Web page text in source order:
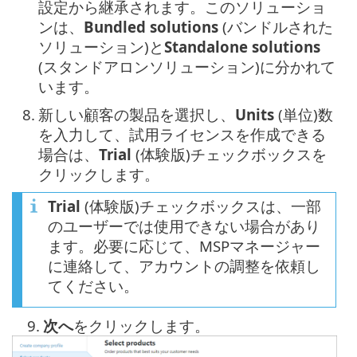
設定から継承されます。このソリューショ
ンは、 Bundled solutions (バンドルされた
ソリューション)とStandalone solutions
(スタンドアロンソリューション)に分かれて
います。
8. 新しい顧客の製品を選択し、 Units (単位)数
を入力して、試用ライセンスを作成できる
場合は、 Trial (体験版)チェックボックスを
クリックします。
Trial (体験版)チェックボックスは、一部
のユーザーでは使用できない場合があり
ます。必要に応じて、MSPマネージャー
に連絡して、アカウントの調整を依頼し
てください。
9. 次へをクリックします。